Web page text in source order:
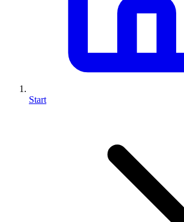
Start